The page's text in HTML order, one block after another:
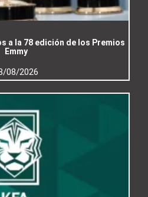
a la 78 edición de los Premios
Emmy
08/2026